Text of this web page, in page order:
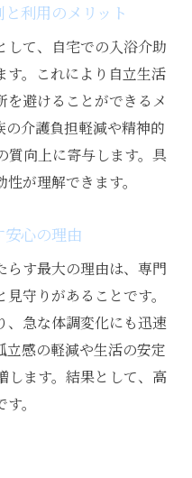
利用のメリット
して、自宅での入浴介助
す。これにより自立生活
を避けることができるメ
の介護負担軽減や精神的
質向上に寄与します。具
が理解できます。
心の理由
らす最大の理由は、専門
守りがあることです。
、急な体調変化にも迅速
立感の軽減や生活の安定
します。結果として、高
。